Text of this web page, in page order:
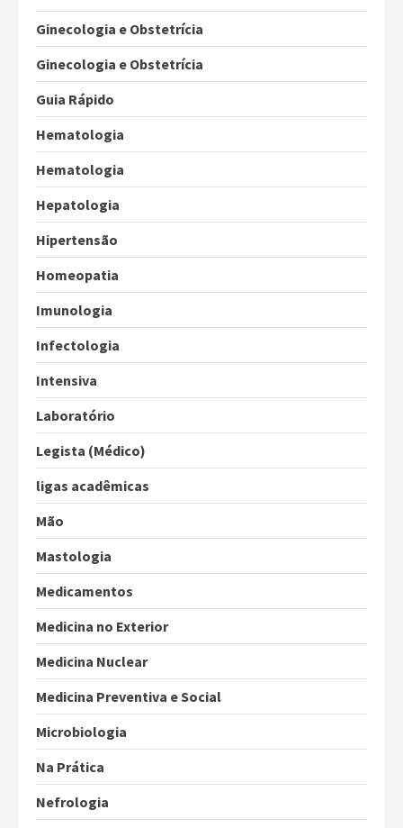
Ginecologia e Obstetrícia
Ginecologia e Obstetrícia
Guia Rápido
Hematologia
Hematologia
Hepatologia
Hipertensão
Homeopatia
Imunologia
Infectologia
Intensiva
Laboratório
Legista (Médico)
ligas acadêmicas
Mão
Mastologia
Medicamentos
Medicina no Exterior
Medicina Nuclear
Medicina Preventiva e Social
Microbiologia
Na Prática
Nefrologia